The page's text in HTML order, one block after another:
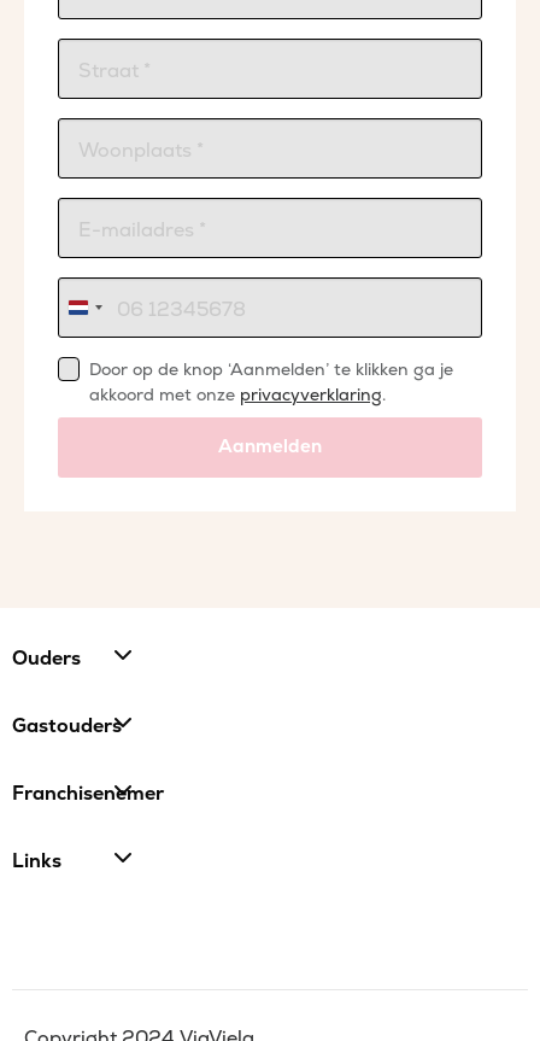
Nederland
+31
Door op de knop ‘Aanmelden’ te klikken ga je
akkoord met onze privacyverklaring.
Aanmelden
Ouders
Gastouders
Franchisenemer
Links